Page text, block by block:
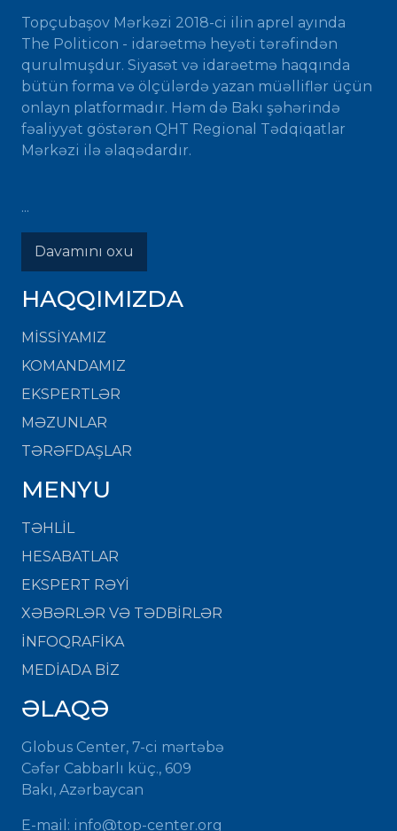
Topçubaşov Mərkəzi 2018-ci ilin aprel ayında
The Politicon - idarəetmə heyəti tərəfindən
qurulmuşdur. Siyasət və idarəetmə haqqında
bütün forma və ölçülərdə yazan müəlliflər üçün
onlayn platformadır. Həm də Bakı şəhərində
fəaliyyət göstərən QHT Regional Tədqiqatlar
Mərkəzi ilə əlaqədardır.
...
Davamını oxu
HAQQIMIZDA
MISSIYAMIZ
KOMANDAMIZ
EKSPERTLƏR
MƏZUNLAR
TƏRƏFDAŞLAR
MENYU
TƏHLİL
HESABATLAR
EKSPERT RƏYİ
XƏBƏRLƏR VƏ TƏDBİRLƏR
İNFOQRAFİKA
MEDİADA BİZ
ƏLAQƏ
Globus Center, 7-ci mərtəbə
Cəfər Cabbarlı küç., 609
Bakı, Azərbaycan
E-mail: info@top-center.org